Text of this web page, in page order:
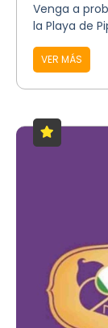
Venga a
la Playa de
VER MÁS